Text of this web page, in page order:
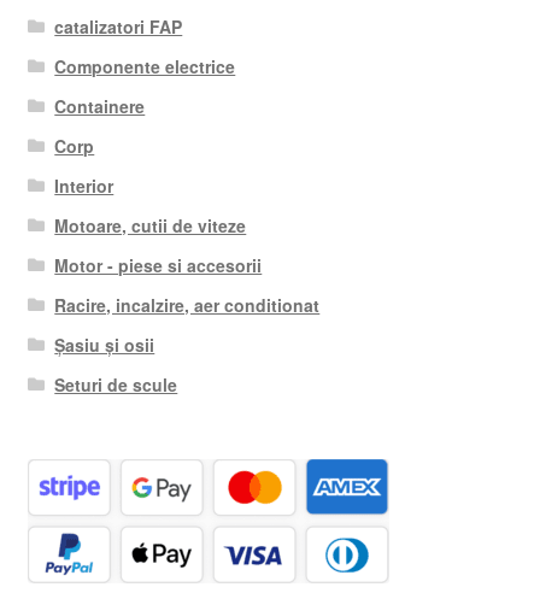
catalizatori FAP
Componente electrice
Containere
Corp
Interior
Motoare, cutii de viteze
Motor - piese si accesorii
Racire, incalzire, aer conditionat
Șasiu și osii
Seturi de scule